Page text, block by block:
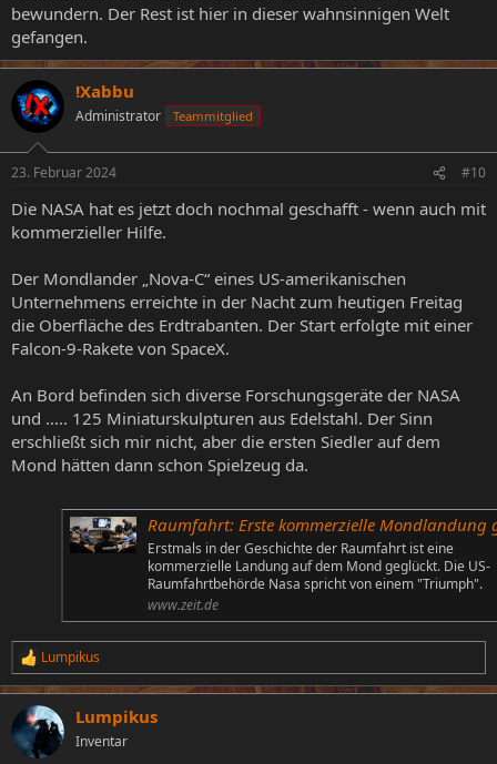
bewundern. Der Rest ist hier in dieser wahnsinnigen Welt
gefangen.
!Xabbu
Administrator Teammitglied
23. Februar 2024 #10
Die NASA hat es jetzt doch nochmal geschafft - wenn auch mit
kommerzieller Hilfe.
Der Mondlander „Nova-C“ eines US-amerikanischen
Unternehmens erreichte in der Nacht zum heutigen Freitag
die Oberfläche des Erdtrabanten. Der Start erfolgte mit einer
Falcon-9-Rakete von SpaceX.
An Bord befinden sich diverse Forschungsgeräte der NASA
und ….. 125 Miniaturskulpturen aus Edelstahl. Der Sinn
erschließt sich mir nicht, aber die ersten Siedler auf dem
Mond hätten dann schon Spielzeug da.
Raumfahrt: Erste kommerzielle Mondlandung
Erstmals in der Geschichte der Raumfahrt ist eine
kommerzielle Landung auf dem Mond geglückt. Die US-
Raumfahrtbehörde Nasa spricht von einem "Triumph".
www.zeit.de
R
e
a
k
t
i
Lumpikus
Lumpikus
Inventar